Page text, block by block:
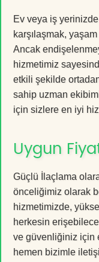
Ev veya iş
karşılaşmak,
Ancak
hizmetimiz
etkili şekilde ortadan
sahip uzman
için sizlere en iyi
Uygun
Güçlü İlaçlama
önceliğimiz olarak
hizmetimizde,
herkesin
ve güvenliğiniz için
hemen bizimle